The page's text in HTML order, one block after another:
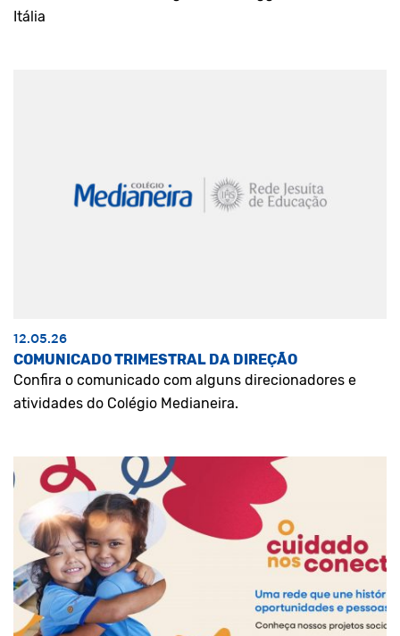
Itália
12.05.26
COMUNICADO TRIMESTRAL DA DIREÇÃO
Confira o comunicado com alguns direcionadores e
atividades do Colégio Medianeira.